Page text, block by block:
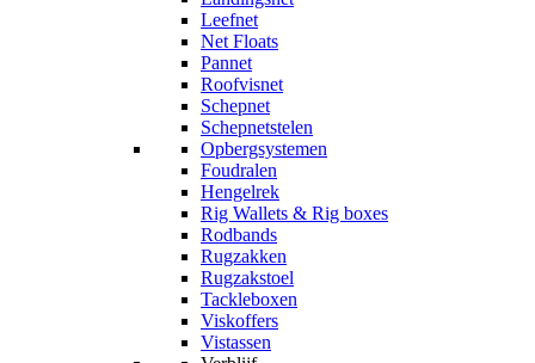
Leefnet
Net Floats
Pannet
Roofvisnet
Schepnet
Schepnetstelen
Opbergsystemen
Foudralen
Hengelrek
Rig Wallets & Rig boxes
Rodbands
Rugzakken
Rugzakstoel
Tackleboxen
Viskoffers
Vistassen